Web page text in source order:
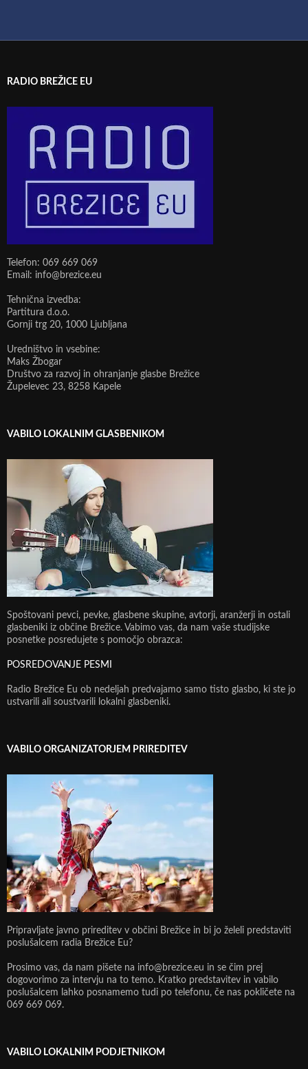
RADIO BREŽICE EU
Telefon: 069 669 069
Email: info@brezice.eu
Tehnična izvedba:
Partitura d.o.o.
Gornji trg 20, 1000 Ljubljana
Uredništvo in vsebine:
Maks Žbogar
Društvo za razvoj in ohranjanje glasbe Brežice
Župelevec 23, 8258 Kapele
VABILO LOKALNIM GLASBENIKOM
Spoštovani pevci, pevke, glasbene skupine, avtorji, aranžerji in ostali
glasbeniki iz občine Brežice. Vabimo vas, da nam vaše studijske
posnetke posredujete s pomočjo obrazca:
POSREDOVANJE PESMI
Radio Brežice Eu ob nedeljah predvajamo samo tisto glasbo, ki ste jo
ustvarili ali soustvarili lokalni glasbeniki.
VABILO ORGANIZATORJEM PRIREDITEV
Pripravljate javno prireditev v občini Brežice in bi jo želeli predstaviti
poslušalcem radia Brežice Eu?
Prosimo vas, da nam pišete na info@brezice.eu in se čim prej
dogovorimo za intervju na to temo. Kratko predstavitev in vabilo
poslušalcem lahko posnamemo tudi po telefonu, če nas pokličete na
069 669 069.
VABILO LOKALNIM PODJETNIKOM